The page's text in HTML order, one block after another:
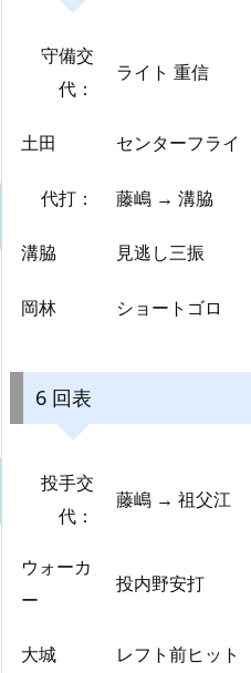
守備交
代：
ライト 重信
土田 センターフライ
代打： 藤嶋 → 溝脇
溝脇 見逃し三振
岡林 ショートゴロ
6 回表
投手交
代：
藤嶋 → 祖父江
ウォーカ
ー
投内野安打
大城 レフト前ヒット